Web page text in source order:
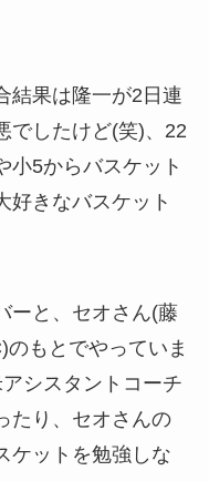
結果は隆一が2日連
でしたけど(笑)、22
小5からバスケット
好きなバスケット
ーと、セオさん(藤
もとでやっていま
シスタントコーチ
たり、セオさんの
ケットを勉強しな